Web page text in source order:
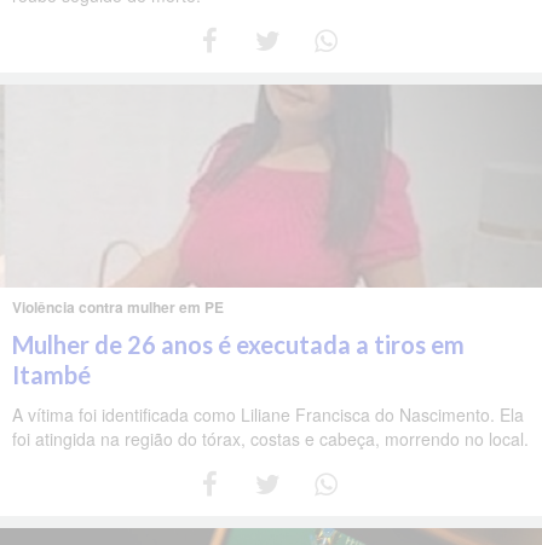
Violência contra mulher em PE
Mulher de 26 anos é executada a tiros em
Itambé
A vítima foi identificada como Liliane Francisca do Nascimento. Ela
foi atingida na região do tórax, costas e cabeça, morrendo no local.